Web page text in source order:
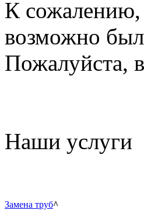
К сожалению,
возможно был
Пожалуйста,
Наши услуги
Замена труб^